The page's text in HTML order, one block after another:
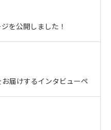
を公開しました！
届けするインタビューペ